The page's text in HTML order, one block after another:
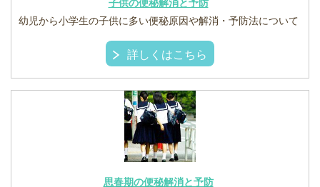
子供の便秘解消と予防
幼児から小学生の子供に多い便秘原因や解消・予防法について
詳しくはこちら
思春期の便秘解消と予防